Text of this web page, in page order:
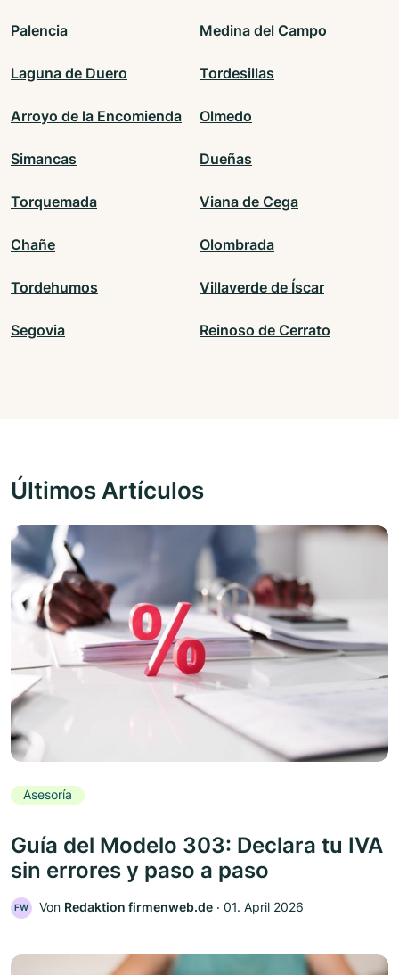
Palencia Medina del Campo
Laguna de Duero Tordesillas
Arroyo de la Encomienda Olmedo
Simancas Dueñas
Torquemada Viana de Cega
Chañe Olombrada
Tordehumos Villaverde de Íscar
Segovia Reinoso de Cerrato
Últimos Artículos
Asesoría
Guía del Modelo 303: Declara tu IVA
sin errores y paso a paso
FW Von Redaktion firmenweb.de ‧ 01. April 2026